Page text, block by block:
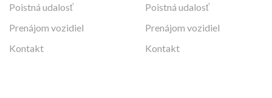
Poistná udalosť
Prenájom vozidiel
Kontakt
Poistná udalosť
Prenájom vozidiel
Kontakt